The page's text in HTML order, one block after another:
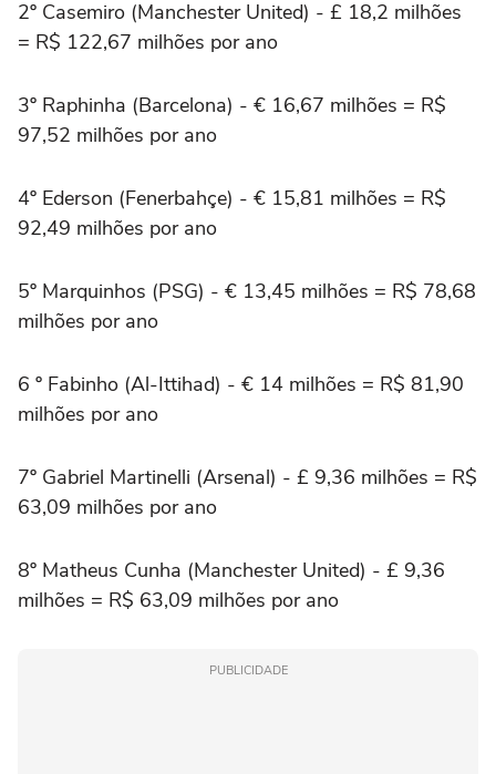
2º Casemiro (Manchester United) - £ 18,2 milhões
= R$ 122,67 milhões por ano
3º Raphinha (Barcelona) - € 16,67 milhões = R$
97,52 milhões por ano
4º Ederson (Fenerbahçe) - € 15,81 milhões = R$
92,49 milhões por ano
5º Marquinhos (PSG) - € 13,45 milhões = R$ 78,68
milhões por ano
6 º Fabinho (Al-Ittihad) - € 14 milhões = R$ 81,90
milhões por ano
7º Gabriel Martinelli (Arsenal) - £ 9,36 milhões = R$
63,09 milhões por ano
8º Matheus Cunha (Manchester United) - £ 9,36
milhões = R$ 63,09 milhões por ano
PUBLICIDADE